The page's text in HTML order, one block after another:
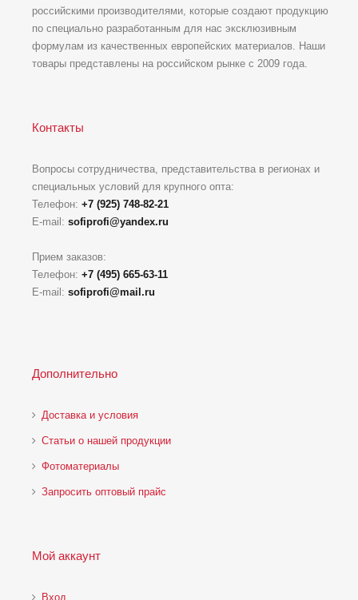
российскими производителями, которые создают продукцию
по специально разработанным для нас эксклюзивным
формулам из качественных европейских материалов. Наши
товары представлены на российском рынке с 2009 года.
Контакты
Вопросы сотрудничества, представительства в регионах и
специальных условий для крупного опта:
Телефон: +7 (925) 748-82-21
E-mail: sofiprofi@yandex.ru
Прием заказов:
Телефон: +7 (495) 665-63-11
E-mail: sofiprofi@mail.ru
Дополнительно
Доставка и условия
Статьи о нашей продукции
Фотоматериалы
Запросить оптовый прайс
Мой аккаунт
Вход